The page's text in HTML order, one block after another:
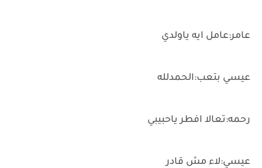
عامر:عامل ايه ياولدي
عيسي بتعب:الحمدلله
رحمه:تعالا افطر ياحبيبي
عيسي:لاء مش قادر